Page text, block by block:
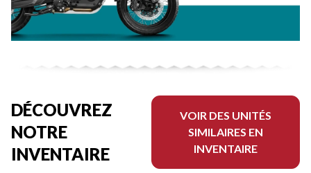
DÉCOUVREZ
NOTRE
INVENTAIRE
VOIR DES UNITÉS
SIMILAIRES EN
INVENTAIRE